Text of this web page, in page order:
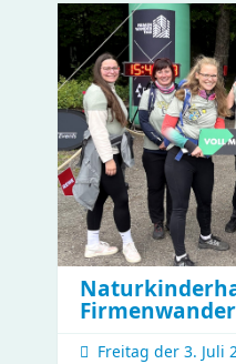
Freitag der 3. Juli